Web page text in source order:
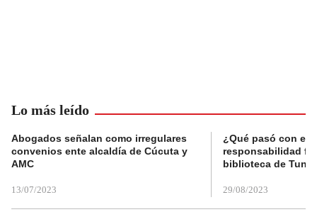
Lo más leído
Abogados señalan como irregulares
convenios ente alcaldía de Cúcuta y
AMC
13/07/2023
¿Qué pasó con el
responsabilidad
biblioteca de
29/08/2023